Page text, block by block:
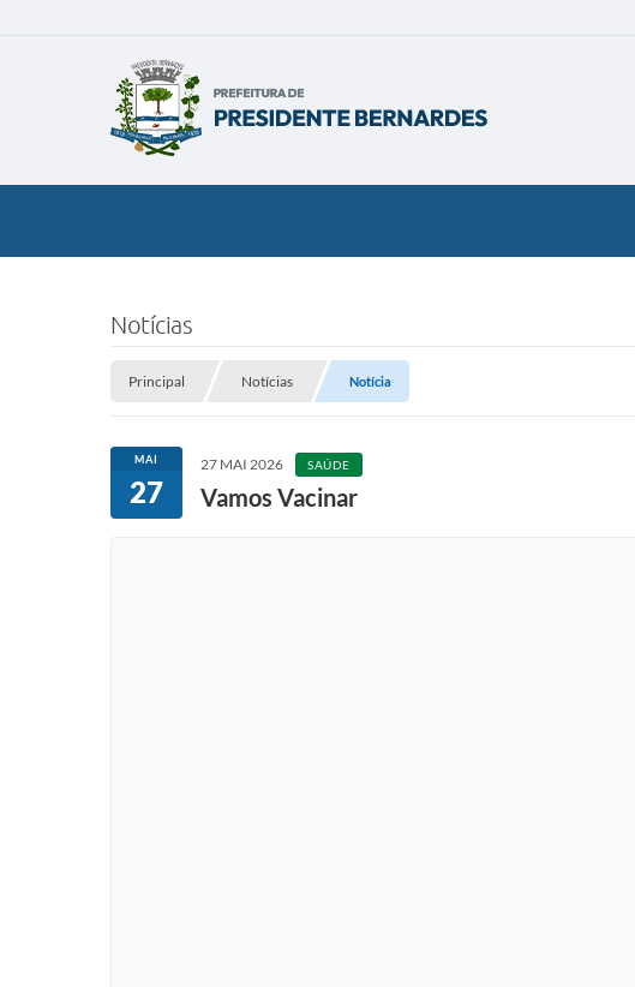
Notícias
Principal Notícias Notícia
MAI
27
27 MAI 2026 SAÚDE
Vamos Vacinar